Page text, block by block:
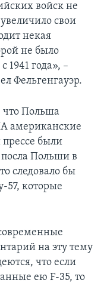
войск не
свои
некая
не было
1941 года», –
Фельгенгауэр.
что Польша
американские
прессе были
Польши в
следовало бы
57, которые
на эту тему
что если
ею F-35, то